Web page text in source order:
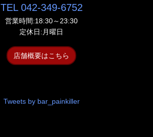
TEL 042-349-6752
営業時間:18:30～23:30
定休日:月曜日
店舗概要はこちら
Tweets by bar_painkiller